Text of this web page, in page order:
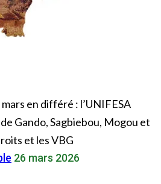
en différé : l’UNIFESA
Gando, Sagbiebou, Mogou et
et les VBG
26 mars 2026